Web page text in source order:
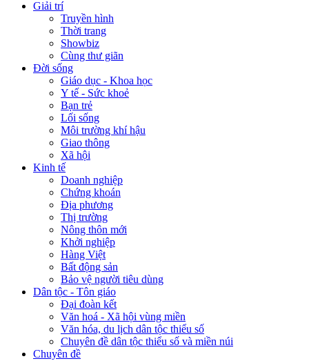
Giải trí
Truyền hình
Thời trang
Showbiz
Cùng thư giãn
Đời sống
Giáo dục - Khoa học
Y tế - Sức khoẻ
Bạn trẻ
Lối sống
Môi trường khí hậu
Giao thông
Xã hội
Kinh tế
Doanh nghiệp
Chứng khoán
Địa phương
Thị trường
Nông thôn mới
Khởi nghiệp
Hàng Việt
Bất động sản
Bảo vệ người tiêu dùng
Dân tộc - Tôn giáo
Đại đoàn kết
Văn hoá - Xã hội vùng miền
Văn hóa, du lịch dân tộc thiểu số
Chuyên đề dân tộc thiểu số và miền núi
Chuyên đề